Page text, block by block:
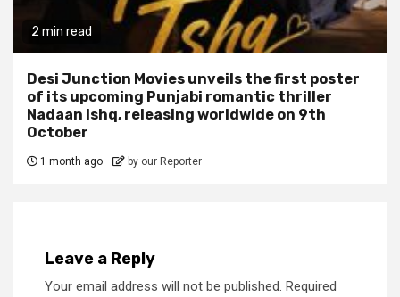
2 min read
Desi Junction Movies unveils the first poster
of its upcoming Punjabi romantic thriller
Nadaan Ishq, releasing worldwide on 9th
October
1 month ago by our Reporter
Leave a Reply
Your email address will not be published. Required